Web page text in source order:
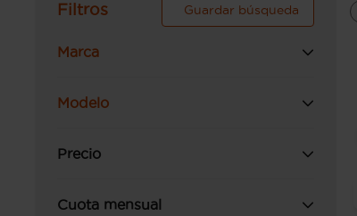
Filtros Guardar búsqueda
Marca
Modelo
Precio
Cuota mensual